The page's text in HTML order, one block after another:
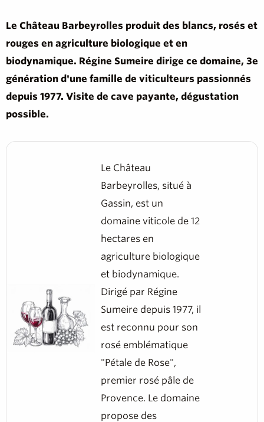
Le Château Barbeyrolles produit des blancs, rosés et
rouges en agriculture biologique et en
biodynamique. Régine Sumeire dirige ce domaine, 3e
génération d'une famille de viticulteurs passionnés
depuis 1977. Visite de cave payante, dégustation
possible.
Le Château
Barbeyrolles, situé à
Gassin, est un
domaine viticole de 12
hectares en
agriculture biologique
et biodynamique.
Dirigé par Régine
Sumeire depuis 1977, il
est reconnu pour son
rosé emblématique
"Pétale de Rose",
premier rosé pâle de
Provence. Le domaine
propose des